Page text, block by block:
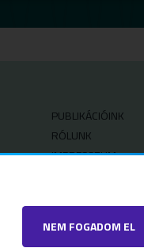
NEM FOGADOM EL
PUBLIKÁCIÓINK
RÓLUNK
IMPRESSZUM